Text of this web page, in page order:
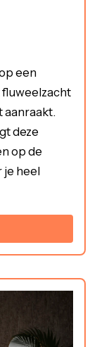
een
aanraakt.
deze
op de
je heel